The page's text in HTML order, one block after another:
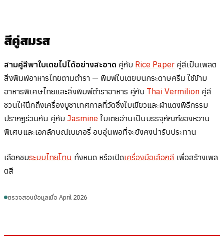
สีคู่สมรส
สามคู่สีพาใบเตยไปได้อย่างสะอาด คู่กับ Rice Paper คู่สีเป็นเพลต
สิ่งพิมพ์อาหารไทยตามตำรา — พิมพ์ใบเตยบนกระดาษครีม ใช้ข้าม
อาหารพิเศษไทยและสิ่งพิมพ์ตำราอาหาร คู่กับ Thai Vermilion คู่สี
ชวนให้นึกถึงเครื่องบูชาเทศกาลที่วัดซึ่งใบเขียวและผ้าแดงพิธีกรรม
ปรากฏร่วมกัน คู่กับ Jasmine ใบเตยอ่านเป็นบรรจุภัณฑ์ของหวาน
พิเศษและเอกลักษณ์เบเกอรี่ อบอุ่นพอที่จะยังคงน่ารับประทาน
เลือกชมระบบไทยโทน ทั้งหมด หรือเปิดเครื่องมือเลือกสี เพื่อสร้างเพล
ตสี
ตรวจสอบข้อมูลเมื่อ April 2026